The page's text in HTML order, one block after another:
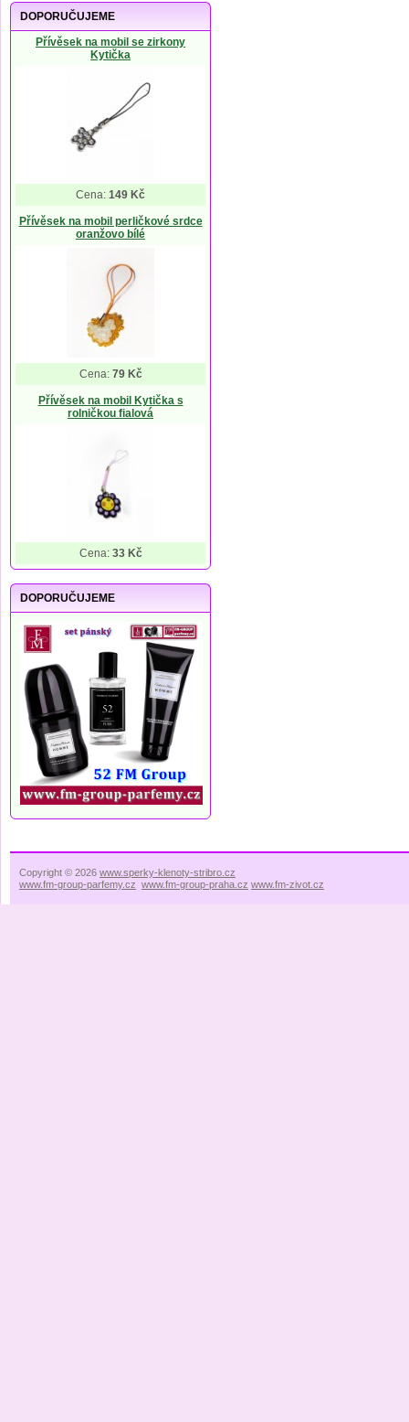
DOPORUČUJEME
Přívěsek na mobil se zirkony
Kytička
Cena: 149 Kč
Přívěsek na mobil perličkové srdce
oranžovo bílé
Cena: 79 Kč
Přívěsek na mobil Kytička s
rolničkou fialová
Cena: 33 Kč
DOPORUČUJEME
Copyright © 2026 www.sperky-klenoty-stribro.cz
www.fm-group-parfemy.cz www.fm-group-praha.cz www.fm-zivot.cz